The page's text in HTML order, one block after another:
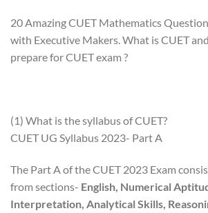
20 Amazing CUET Mathematics
with Executive Makers. What is CUET
prepare for CUET exam ?
(1) What is the syllabus of CUET?
CUET UG Syllabus 2023- Part A
The Part A of the CUET 2023 Exam
from sections- English, Numerical
Interpretation, Analytical Skills,